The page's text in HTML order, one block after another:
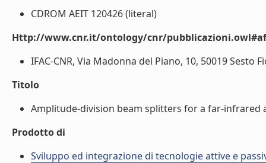
CDROM AEIT 120426 (literal)
Http://www.cnr.it/ontology/cnr/
IFAC-CNR, Via Madonna del Piano, 10, 50019 Sesto
Titolo
Amplitude-division beam splitters for a far-
Prodotto di
Sviluppo ed integrazione di tecnologie attive e